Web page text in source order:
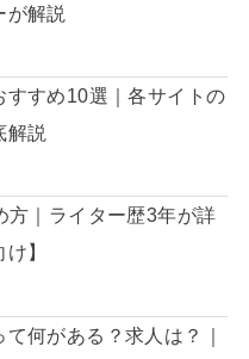
が解説
すすめ10選｜各サイトの
解説
方｜ライター歴3年が詳
】
何がある？求人は？｜